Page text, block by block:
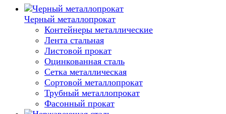
Черный металлопрокат
Контейнеры металлические
Лента стальная
Листовой прокат
Оцинкованная сталь
Сетка металлическая
Сортовой металлопрокат
Трубный металлопрокат
Фасонный прокат